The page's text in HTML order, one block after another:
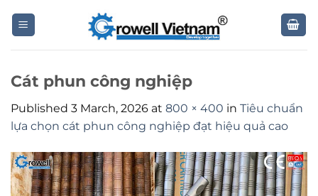
Cát phun công nghiệp
Published 3 March, 2026 at 800 × 400 in Tiêu chuẩn
lựa chọn cát phun công nghiệp đạt hiệu quả cao